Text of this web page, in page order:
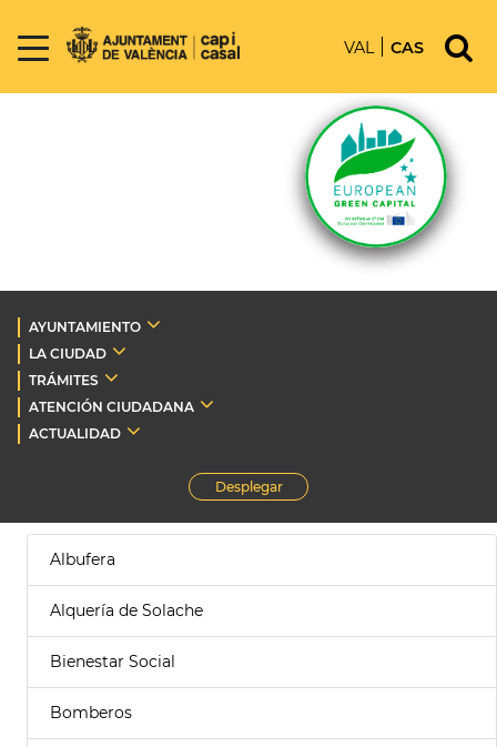
VAL CAS
AYUNTAMIENTO
LA CIUDAD
TRÁMITES
ATENCIÓN CIUDADANA
ACTUALIDAD
Desplegar
Albufera
Alquería de Solache
Bienestar Social
Bomberos